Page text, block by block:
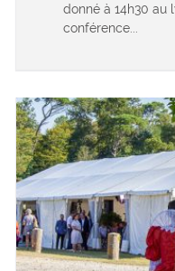
donné à 14h30 au
conférence...